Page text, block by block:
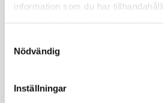
information som du har
Nödvändig
Inställningar